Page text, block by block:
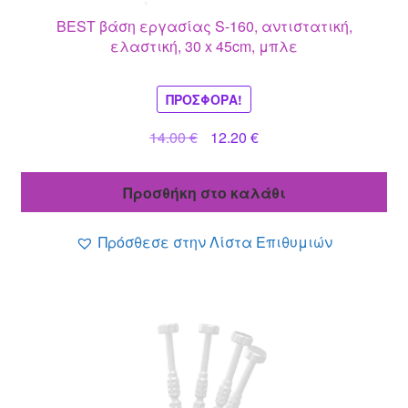
BEST βάση εργασίας S-160, αντιστατική,
ελαστική, 30 x 45cm, μπλε
ΠΡΟΣΦΟΡΆ!
14.00€
Original
14.00 €.
12.20 €Η
είναι:
Προσθήκη στο καλάθι
Πρόσθεσε στην Λίστα Επιθυμιών